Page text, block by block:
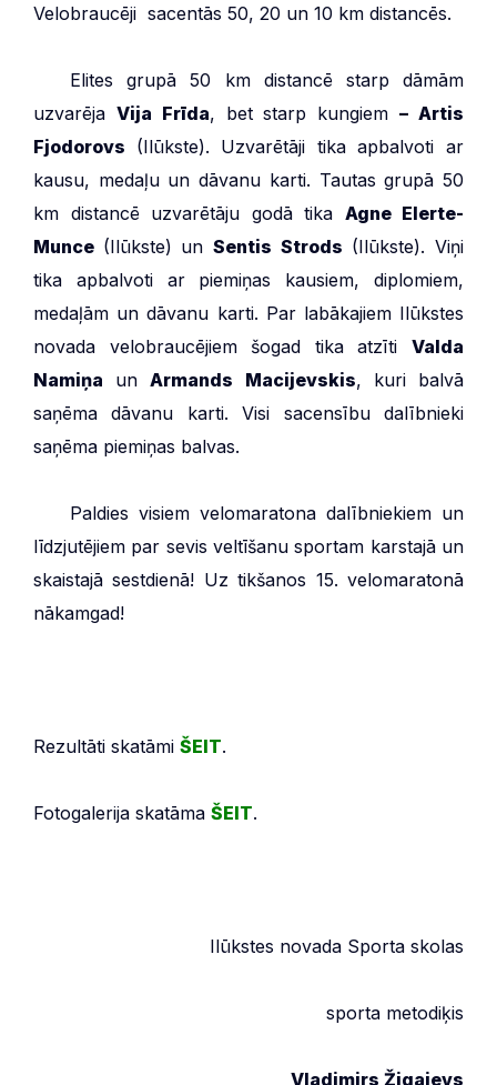
Velobraucēji sacentās 50, 20 un 10 km distancēs.
Elites grupā 50 km distancē starp dāmām
uzvarēja Vija Frīda, bet starp kungiem– Artis
Fjodorovs (Ilūkste). Uzvarētāji tika apbalvoti ar
kausu, medaļu un dāvanu karti. Tautas grupā 50
km distancē uzvarētāju godā tika Agne Elerte-
Munce (Ilūkste) unSentis Strods (Ilūkste). Viņi
tika apbalvoti ar piemiņas kausiem, diplomiem,
medaļām un dāvanu karti. Par labākajiem Ilūkstes
novada velobraucējiem šogad tika atzīti Valda
Namiņa unArmands Macijevskis, kuri balvā
saņēma dāvanu karti. Visi sacensību dalībnieki
saņēma piemiņas balvas.
Paldies visiem velomaratona dalībniekiem un
līdzjutējiem par sevis veltīšanu sportam karstajā un
skaistajā sestdienā! Uz tikšanos 15. velomaratonā
nākamgad!
Rezultāti skatāmi ŠEIT.
Fotogalerija skatāma ŠEIT.
Ilūkstes novada Sporta skolas
sporta metodiķis
Vladimirs Žigajevs